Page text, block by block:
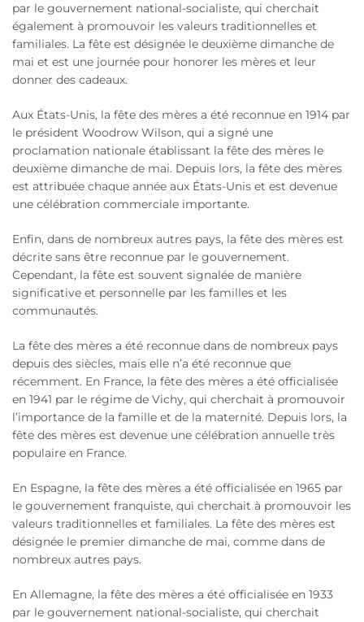
par le gouvernement national-socialiste, qui cherchait
également à promouvoir les valeurs traditionnelles et
familiales. La fête est désignée le deuxième dimanche de
mai et est une journée pour honorer les mères et leur
donner des cadeaux.
Aux États-Unis, la fête des mères a été reconnue en 1914 par
le président Woodrow Wilson, qui a signé une
proclamation nationale établissant la fête des mères le
deuxième dimanche de mai. Depuis lors, la fête des mères
est attribuée chaque année aux États-Unis et est devenue
une célébration commerciale importante.
Enfin, dans de nombreux autres pays, la fête des mères est
décrite sans être reconnue par le gouvernement.
Cependant, la fête est souvent signalée de manière
significative et personnelle par les familles et les
communautés.
La fête des mères a été reconnue dans de nombreux pays
depuis des siècles, mais elle n’a été reconnue que
récemment. En France, la fête des mères a été officialisée
en 1941 par le régime de Vichy, qui cherchait à promouvoir
l’importance de la famille et de la maternité. Depuis lors, la
fête des mères est devenue une célébration annuelle très
populaire en France.
En Espagne, la fête des mères a été officialisée en 1965 par
le gouvernement franquiste, qui cherchait à promouvoir les
valeurs traditionnelles et familiales. La fête des mères est
désignée le premier dimanche de mai, comme dans de
nombreux autres pays.
En Allemagne, la fête des mères a été officialisée en 1933
par le gouvernement national-socialiste, qui cherchait